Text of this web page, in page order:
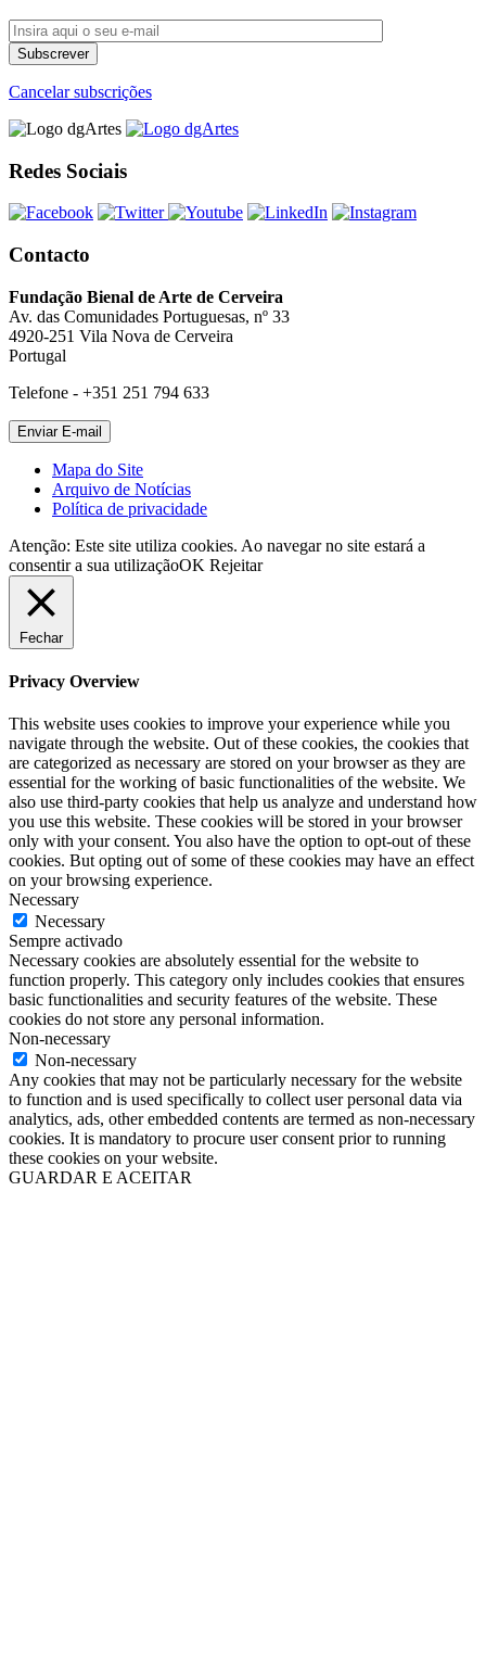
Cancelar subscrições
Redes Sociais
Contacto
Fundação Bienal de Arte de Cerveira
Av. das Comunidades Portuguesas, nº 33
4920-251 Vila Nova de Cerveira
Portugal
Telefone - +351 251 794 633
Mapa do Site
Arquivo de Notícias
Política de privacidade
Atenção: Este site utiliza cookies. Ao navegar no site estará a
consentir a sua utilizaçãoOK Rejeitar
Fechar
Privacy Overview
This website uses cookies to improve your experience while you
navigate through the website. Out of these cookies, the cookies that
are categorized as necessary are stored on your browser as they are
essential for the working of basic functionalities of the website. We
also use third-party cookies that help us analyze and understand how
you use this website. These cookies will be stored in your browser
only with your consent. You also have the option to opt-out of these
cookies. But opting out of some of these cookies may have an effect
on your browsing experience.
Necessary
Necessary
Sempre activado
Necessary cookies are absolutely essential for the website to
function properly. This category only includes cookies that ensures
basic functionalities and security features of the website. These
cookies do not store any personal information.
Non-necessary
Non-necessary
Any cookies that may not be particularly necessary for the website
to function and is used specifically to collect user personal data via
analytics, ads, other embedded contents are termed as non-necessary
cookies. It is mandatory to procure user consent prior to running
these cookies on your website.
GUARDAR E ACEITAR